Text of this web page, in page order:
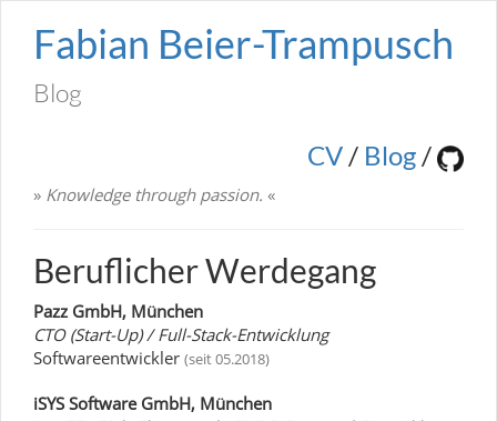
Fabian Beier-Trampusch
Blog
CV / Blog /
» Knowledge through passion. «
Beruflicher Werdegang
Pazz GmbH, München
CTO (Start-Up) / Full-Stack-Entwicklung
Softwareentwickler (seit 05.2018)
iSYS Software GmbH, München